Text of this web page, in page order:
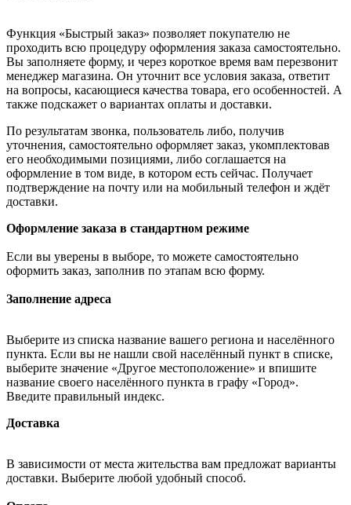
Функция «Быстрый заказ» позволяет покупателю не
проходить всю процедуру оформления заказа самостоятельно.
Вы заполняете форму, и через короткое время вам перезвонит
менеджер магазина. Он уточнит все условия заказа, ответит
на вопросы, касающиеся качества товара, его особенностей. А
также подскажет о вариантах оплаты и доставки.
По результатам звонка, пользователь либо, получив
уточнения, самостоятельно оформляет заказ, укомплектовав
его необходимыми позициями, либо соглашается на
оформление в том виде, в котором есть сейчас. Получает
подтверждение на почту или на мобильный телефон и ждёт
доставки.
Оформление заказа в стандартном режиме
Если вы уверены в выборе, то можете самостоятельно
оформить заказ, заполнив по этапам всю форму.
Заполнение адреса
Выберите из списка название вашего региона и населённого
пункта. Если вы не нашли свой населённый пункт в списке,
выберите значение «Другое местоположение» и впишите
название своего населённого пункта в графу «Город».
Введите правильный индекс.
Доставка
В зависимости от места жительства вам предложат варианты
доставки. Выберите любой удобный способ.